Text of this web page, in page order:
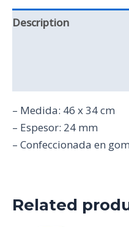
Description
– Medida: 46 x 34 cm
– Espesor: 24 mm
– Confeccionada en
Related